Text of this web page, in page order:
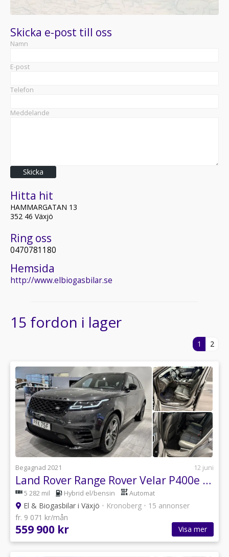
Skicka e-post till oss
Namn
E-post
Telefon
Meddelande
Skicka
Hitta hit
HAMMARGATAN 13
352 46 Växjö
Ring oss
0470781180
Hemsida
http://www.elbiogasbilar.se
15 fordon i lager
1 2
Begagnad 2021 12 juni
Land Rover Range Rover Velar P400e SE R-Dynamic Dragkrok sv.såld
5 282 mil Hybrid el/bensin Automat
El & Biogasbilar i Växjö • Kronoberg • 15 annonser
fr. 9 071 kr/mån
559 900 kr Visa mer